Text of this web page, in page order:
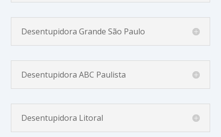
Desentupidora Grande São Paulo
Desentupidora ABC Paulista
Desentupidora Litoral